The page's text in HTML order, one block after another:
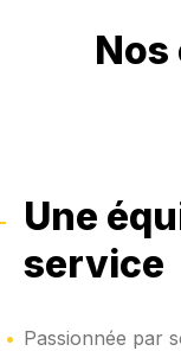
Une
service
Passionnée par